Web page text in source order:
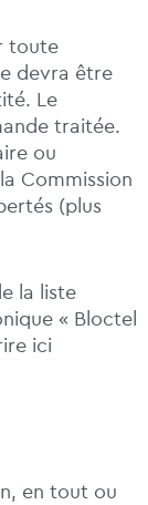
toute
devra être
Le
traitée.
ou
Commission
(plus
la liste
« Bloctel
ici
en tout ou